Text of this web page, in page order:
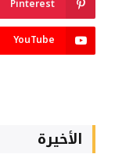
Pinterest
YouTube
الأخيرة